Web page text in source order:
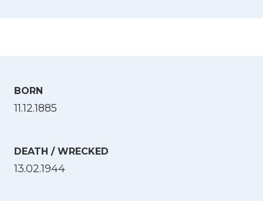
BORN
11.12.1885
DEATH / WRECKED
13.02.1944